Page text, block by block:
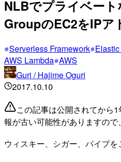
NLBでプライベー
GroupのEC2をIPア
Serverless Framework
AWS Lambda AWS
Guri / Hajime Oguri
2017.10.10
この記事は公開されてから
報が古い可能性がありますので
ウィスキー、シガー、パイプを